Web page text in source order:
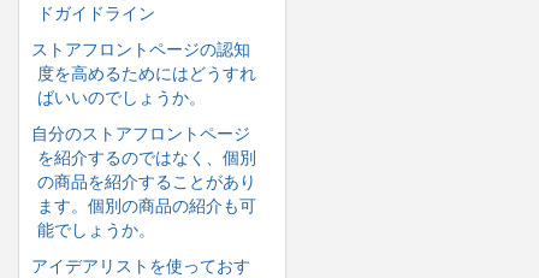
ドガイドライン
ストアフロントページの認知
度を高めるためにはどうすれ
ばいいのでしょうか。
自分のストアフロントページ
を紹介するのではなく、個別
の商品を紹介することがあり
ます。個別の商品の紹介も可
能でしょうか。
アイデアリストを使っておす